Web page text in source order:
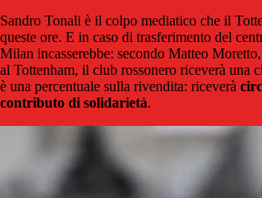
Sandro Tonali è il colpo mediatico che il
queste ore. E in caso di trasferimento del
Milan incasserebbe: secondo Matteo
al Tottenham, il club rossonero riceverà una
è una percentuale sulla rivendita: riceverà
contributo di solidarietà.